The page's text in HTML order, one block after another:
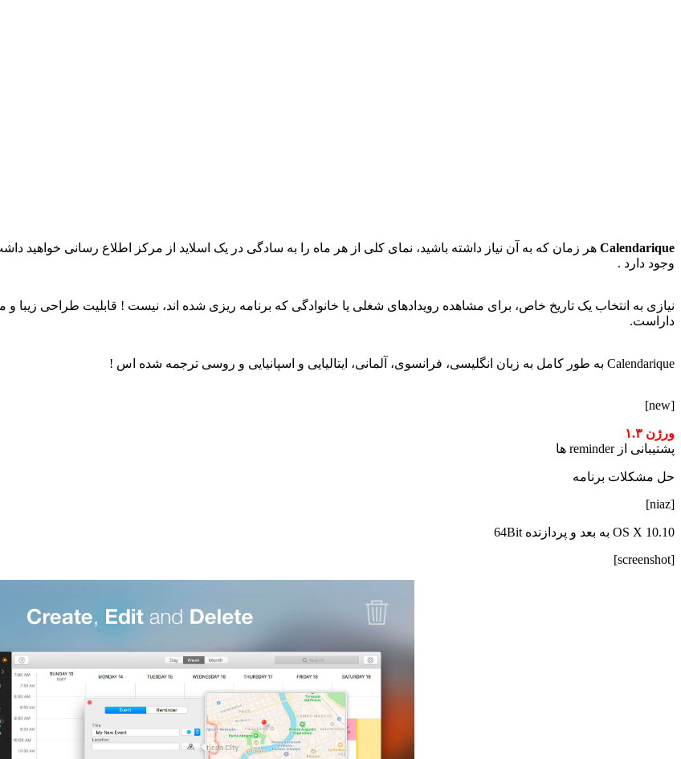
Calendarique هر زمان که به آن نیاز داشته باشید، نمای کلی از هر ماه را به سادگی در یک اسلاید از مرکز اطلاع رسانی
وجود دارد .
داراست.
Calendarique به طور کامل به زبان انگلیسی، فرانسوی، آلمانی، ایتالیایی و اسپانیایی و روسی ترجمه شده اس !
[new]
ورژن ۱.۳
پشتیبانی از reminder ها
حل مشکلات برنامه
[niaz]
OS X 10.10 به بعد و پردازنده 64Bit
[screenshot]